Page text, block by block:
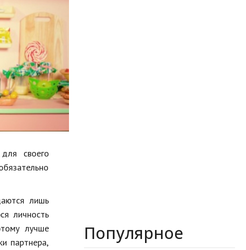
Мода и стиль
Бизнес
Хобби и развлечения
Финансы
Юриспруденция
Природа
Образование
Наука и технологии
своего
лишь
личность
лучше
партнера,
Популярное